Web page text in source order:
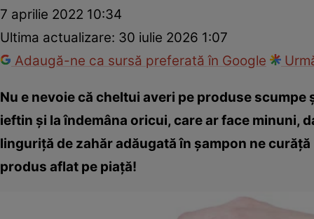
7 aprilie 2022 10:34
Ultima actualizare: 30 iulie 2026 1:07
Adaugă-ne ca sursă preferată în Google
Nu e nevoie că cheltui averi pe produse
ieftin și la îndemâna oricui, care ar face minuni,
linguriță de zahăr adăugată în șampon ne
produs aflat pe piață!